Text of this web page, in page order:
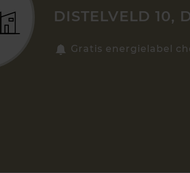
DISTELVELD 10,
Gratis energielabel